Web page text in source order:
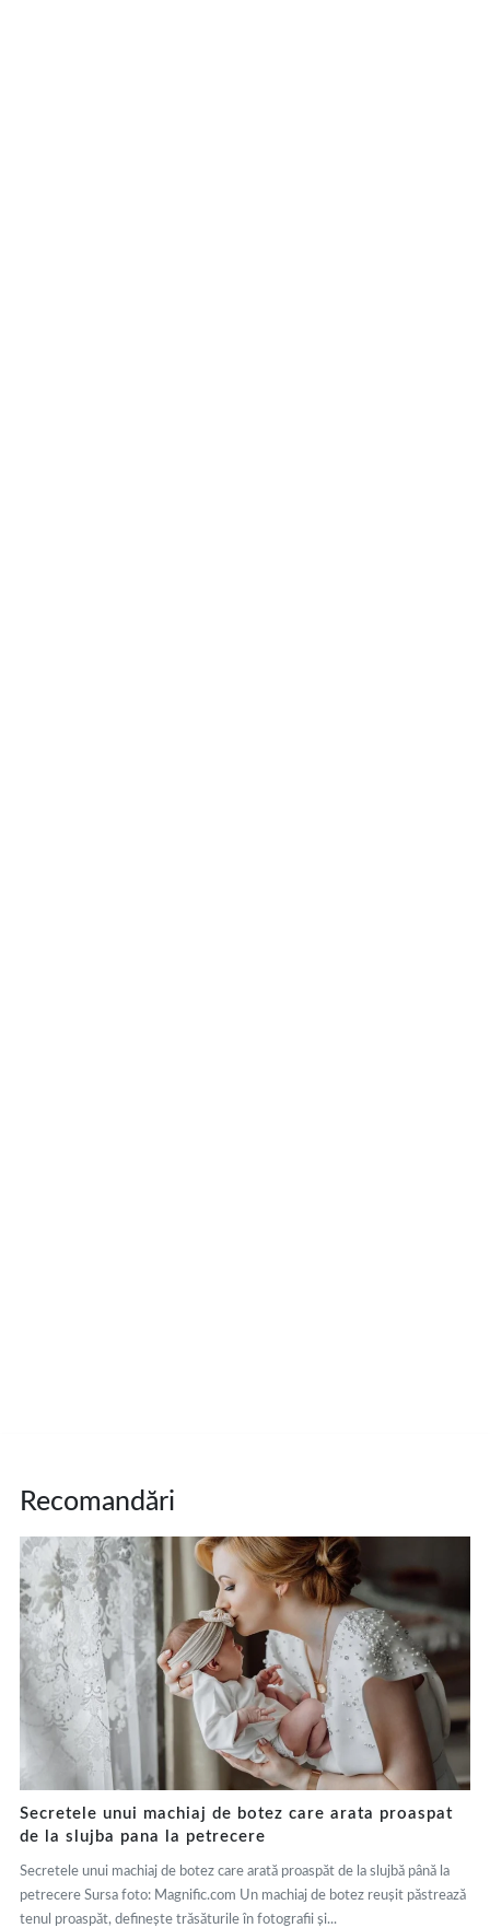
Recomandări
Secretele unui machiaj de botez care arata proaspat
de la slujba pana la petrecere
Secretele unui machiaj de botez care arată proaspăt de la slujbă până la
petrecere Sursa foto: Magnific.com Un machiaj de botez reușit păstrează
tenul proaspăt, definește trăsăturile în fotografii și...